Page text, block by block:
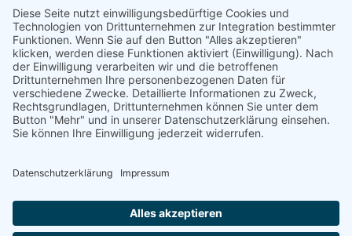
Unternehmen
Über
uns
Kontakt
News
Leistungen
Schulung
Technologie
Kreativ
Rechtliches
Impressum